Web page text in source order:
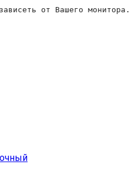
от Вашего монитора.